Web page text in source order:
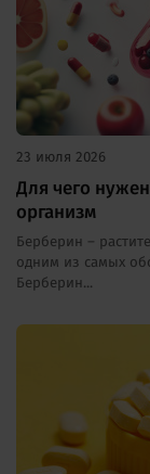
23 июля 2026
Для чего
организм
Берберин –
одним из самых
Берберин...